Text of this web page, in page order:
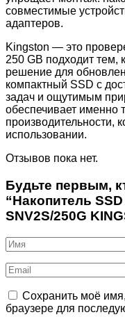
совместимые
адаптеров.
Kingston — это
250 GB подходит тем,
решение для
компактный SSD с
задач и ощутимым
обеспечивает именно
производительности,
использовании.
Отзывов пока нет.
Будьте первым,
“Накопитель
SNV2S/250G
Сохранить моё
браузере для